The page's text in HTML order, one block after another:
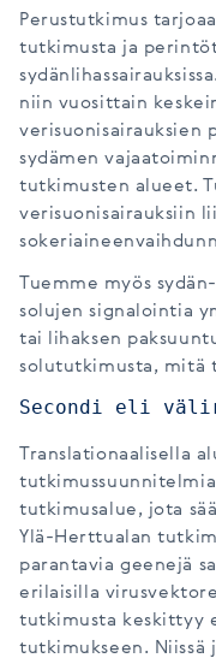
Perustutkimus
tutkimusta ja
niin vuosittain
verisuonisairauksien
sydämen
tutkimusten alueet.
verisuonisairauksiin
Tuemme myös
solujen signalointia
tai lihaksen
solututkimusta, mitä
Secondi eli
Translationaalisella
tutkimusalue, jota
Ylä-Herttualan
parantavia geenejä
erilaisilla
tutkimusta keskittyy
tutkimukseen. Niissä